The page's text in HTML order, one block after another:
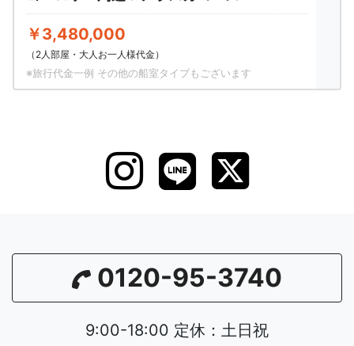
￥3,480,000
（2人部屋・大人お一人様代金）
※旅行代金一例 その他の船室タイプもございます
0120-95-3740
9:00-18:00 定休：土日祝